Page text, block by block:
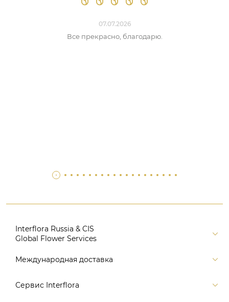
07.07.2026
Все прекрасно, благодарю.
Interflora Russia & CIS
Global Flower Services
Версия для печати
Поиск
Международная доставка
Россия
Сервис Interflora